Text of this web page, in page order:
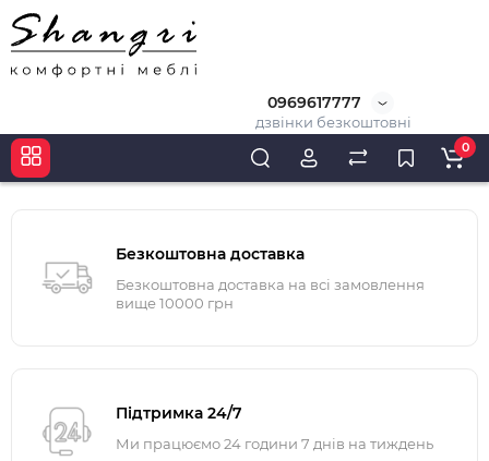
0969617777
дзвінки безкоштовні
0
Безкоштовна доставка
Безкоштовна доставка на всі замовлення
вище 10000 грн
Підтримка 24/7
Ми працюємо 24 години 7 днів на тиждень